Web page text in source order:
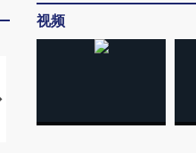
马航飞行员跨国走私7万
视频